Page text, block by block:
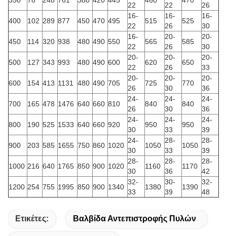
22 22
26
400
102 289 877 450 470 495
16-
22
515
16-
26
525
16-
30
450
114 320 938 480 490 550
16-
22
565
20-
26
585
20-
30
500
127 343 993 480 490 600
20-
22
620
20-
26
650
20-
33
600
154 413 1131 480 490 705
20-
26
725
20-
30
770
20-
36
700
165 478 1476 640 660 810
24-
26
840
24-
30
840
24-
36
800
190 525 1533 640 660 920
24-
30
950
24-
33
950
24-
39
900
203 585 1655 750 860 1020
24-
30
1050
28-
33
1050
28-
39
1000 216 640 1765 850 900 1020
28-
30
1160
28-
36
1170
28-
42
1200 254 755 1995 850 900 1340
32-
33
1380
30-
39
1390
32-
48
Ετικέτες: Βαλβίδα Αντεπιστροφής Πυλών